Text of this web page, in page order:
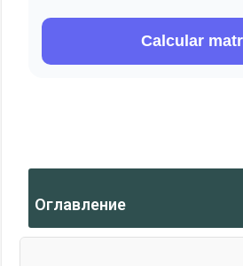
Calcular
Оглавление